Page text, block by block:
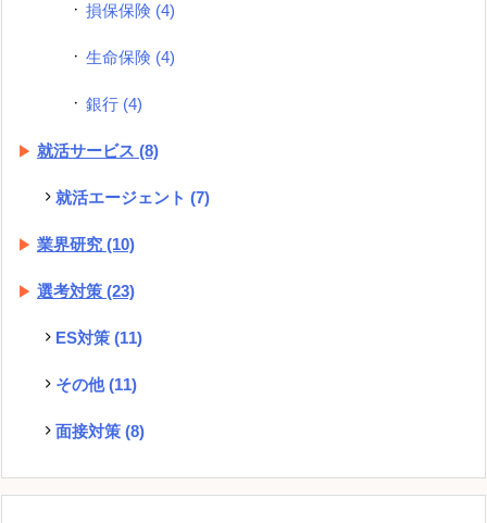
損保保険 (4)
生命保険 (4)
銀行 (4)
就活サービス (8)
就活エージェント (7)
業界研究 (10)
選考対策 (23)
ES対策 (11)
その他(11)
面接対策 (8)